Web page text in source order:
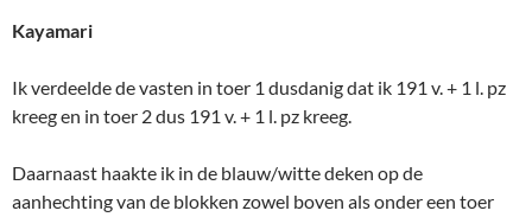
Kayamari
Ik verdeelde de vasten in toer 1 dusdanig dat ik 191 v. + 1 l. pz
kreeg en in toer 2 dus 191 v. + 1 l. pz kreeg.
Daarnaast haakte ik in de blauw/witte deken op de
aanhechting van de blokken zowel boven als onder een toer